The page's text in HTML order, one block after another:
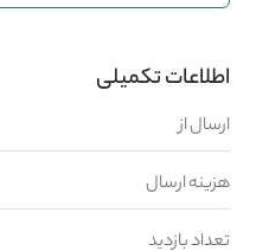
اطلاعات تکمیلی
ارسال از
هزینه ارسال
تعداد بازدید